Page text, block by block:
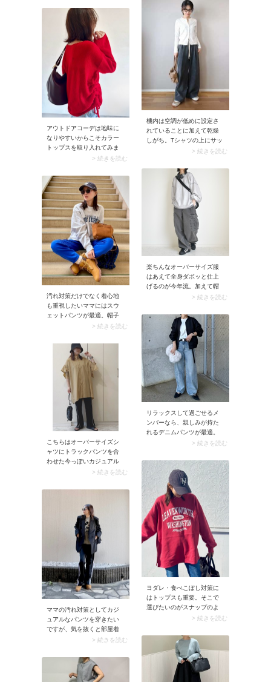
グに活躍するおすすめの色
です。モデルさんは白ニッ
トにフェザーベストを重
ね、黒ワイドパンツを合わ
せてコーデ。足元にグレー
のニューバランススニーカ
ーを置くことで柔らかなニ
ュアンスと抜け感をプラス
しています。パンプスやバ
レエシューズ合わせだと上
品にまとまりすぎるとこ
ろ、あえてスニーカーでハ
ズせば今っぽいバランスに
仕上がります。
る服が多いので、気兼ねな
く着用できる服が欲しいマ
マにとってすごく頼れるブ
ランドです。程よくトレン
ドを落とし込んだアイテム
は着るだけでちょっとおし
ゃれな印象に。スナップで
はシャギーな素材感のトッ
プスがMila owen（ミラオー
ウェン）のアイテム。ベー
シックな黒いボトム合わせ
でもどこか華やいだムード
です。▼ Mila Owen（ミラ
オーウェン）おすすめのア
イテム（AD） ※価格、送
品のサイズや色等によって
Owen（ミラオーウェン）
【ウォッシャブル】袖ボリ
ュームジャガードデザイン
ブラウス【公式】
ZOZOTOWNで見る楽天市場
で見るMila Owen（ミラオー
ウェン）付け襟つき4WAYオ
フショルブラウス【手洗い
可能】【公式】ZOZOTOWN
で見る楽天市場で見るMila
Owen（ミラオーウェン）フ
ズシャツ【手洗い可能】
【公式】ZOZOTOWNで見る
楽天市場で見る → Mila
owen（ミラオーウェン）を
機内は空調が低めに設定さ
れていることに加えて乾燥
しがち。Tシャツの上にサッ
と羽織れるよう「長袖カー
す。このとき薄手＆ふつう
丈のカーディガンを選ぶの
がコツ。かさばらず脱ぎ着
しやすいため、体温調節が
スマートに行えます。
> 続きを読む
アウトドアコーデは地味に
なりやすいからこそカラー
トップスを取り入れてみま
せんか。色がワンポイント
華やかに。シンプルなアイ
テム合わせでもワンランク
上のおしゃれが楽しめます
よ。
> 続きを読む
楽ちんなオーバーサイズ服
はあえて全身ダボッと仕上
げるのが今年流。加えて帽
子やサングラスなどおしゃ
感がさらにアップします。
ストレスなくハイセンスな
カジュアルコーデをぜひ楽
しんでみて。
> 続きを読む
汚れ対策だけでなく着心地
も重視したいママにはスウ
ェットパンツが最適。帽子
やきれいめなバッグを合わ
ーデがお出かけ仕様に早変
わり。今シーズン人気のア
イテムでもあるので、ぜひ
この春トライしてみては。
> 続きを読む
リラックスして過ごせるメ
ンバーなら、親しみが持た
れるデニムパンツが最適。
メンズライクなシルエット
いめなブルゾンやパンプス
でしっかりとおしゃれ感を
プラス。肩の力が抜けた今
どきのバランスに決まりま
す。
> 続きを読む
こちらはオーバーサイズシ
ャツにトラックパンツを合
わせた今っぽいカジュアル
コーデ。ジャージやナイロ
でも気兼ねなく穿けて、ス
優秀ボトムです。リラック
スムード漂うボトムにはシ
ャツ合わせがおすすめ。程
よくきれいめ要素をプラス
してバランスを調整するの
がこなれ見えの秘けつで
す。
> 続きを読む
ヨダレ・食べこぼし対策に
はトップスも重要。そこで
選びたいのがスナップのよ
うなカラートップスです。
に見えますよ。明るい色を
身に着けると気分が高まる
ので、テンションを上げた
いときにもぜひ取り入れて
みましょう。
> 続きを読む
ママの汚れ対策としてカジ
ュアルなパンツを穿きたい
ですが、気を抜くと部屋着
のようになってしまうのが
おすすめなのがラインパン
ツです。コーデがクラスア
ップされますよ。
> 続きを読む